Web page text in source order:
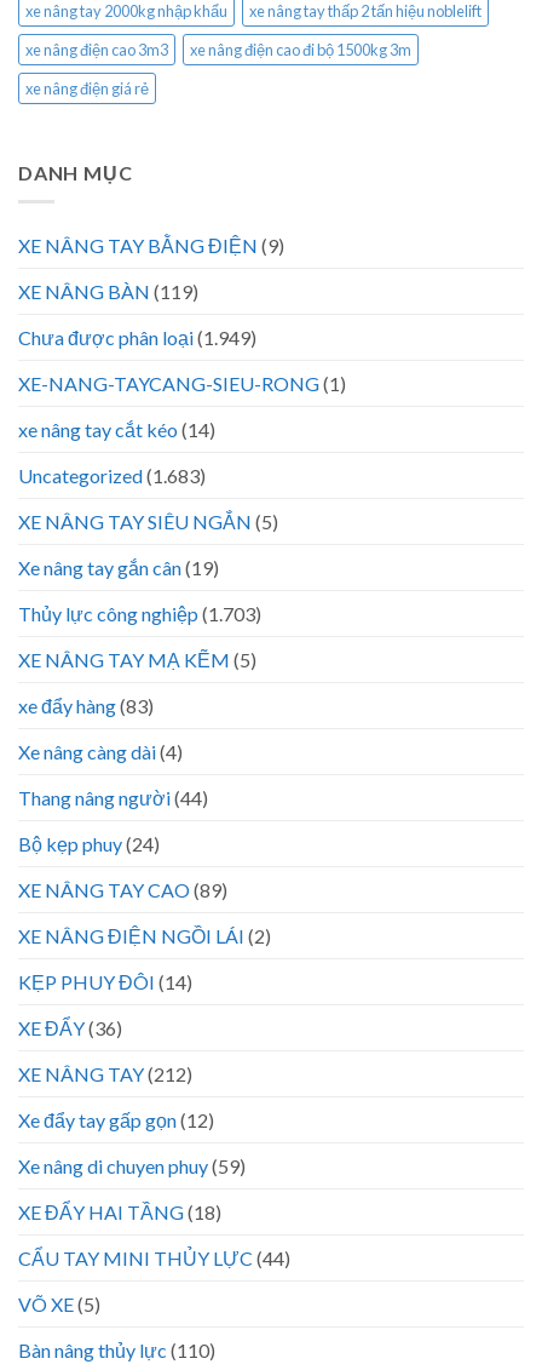
xe nâng tay 2000kg nhập khẩu
xe nâng tay thấp 2 tấn hiệu noblelift
xe nâng điện cao 3m3
xe nâng điện cao đi bộ 1500kg 3m
xe nâng điện giá rẻ
DANH MỤC
XE NÂNG TAY BẰNG ĐIỆN (9)
XE NÂNG BÀN (119)
Chưa được phân loại(1.949)
XE-NANG-TAYCANG-SIEU-RONG(1)
xe nâng tay cắt kéo (14)
Uncategorized(1.683)
XE NÂNG TAY SIÊU NGẮN (5)
Xe nâng tay gắn cân(19)
Thủy lực công nghiệp (1.703)
XE NÂNG TAY MẠ KẼM (5)
xe đẩy hàng(83)
Xe nâng càng dài(4)
Thang nâng người(44)
Bộ kẹp phuy(24)
XE NÂNG TAY CAO(89)
XE NÂNG ĐIỆN NGỒI LÁI (2)
KẸP PHUY ĐÔI (14)
XE ĐẨY(36)
XE NÂNG TAY(212)
Xe đẩy tay gấp gọn(12)
Xe nâng di chuyen phuy(59)
XE ĐẨY HAI TẦNG(18)
CẨU TAY MINI THỦY LỰC (44)
VÕ XE(5)
Bàn nâng thủy lực (110)